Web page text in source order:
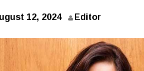
12, 2024 Editor